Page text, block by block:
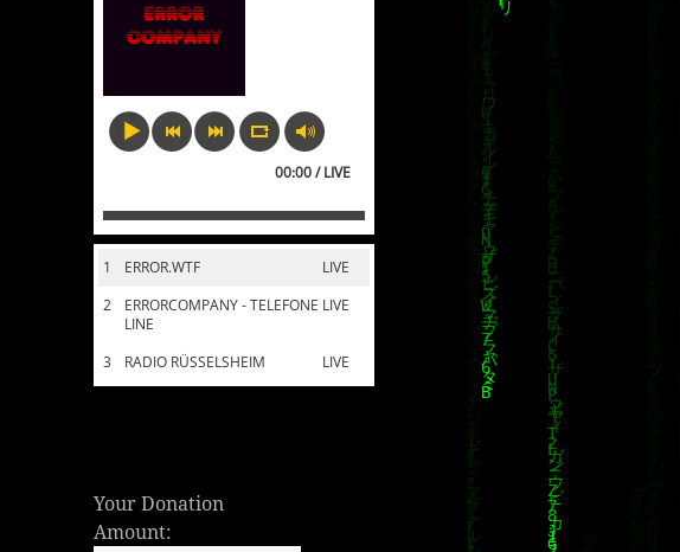
00:00 / LIVE
1 LIVE
ERROR.WTF
2
LIVE
ERRORCOMPANY - TELEFONE
LINE
3
LIVE
RADIO RÜSSELSHEIM
Your Donation
Amount: